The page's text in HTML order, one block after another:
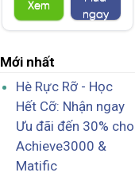
Xem
ngay
Mới nhất
Hè Rực Rỡ - Học
Hết Cỡ: Nhận ngay
Ưu đãi đến 30% cho
Achieve3000 &
Matific